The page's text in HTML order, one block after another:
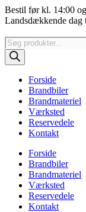
Videre
til
Bestil før kl. 14:00
Landsdækkende dag
Products
search
Forside
Brandbiler
Brandmateriel
Værksted
Reservedele
Kontakt
Forside
Brandbiler
Brandmateriel
Værksted
Reservedele
Kontakt